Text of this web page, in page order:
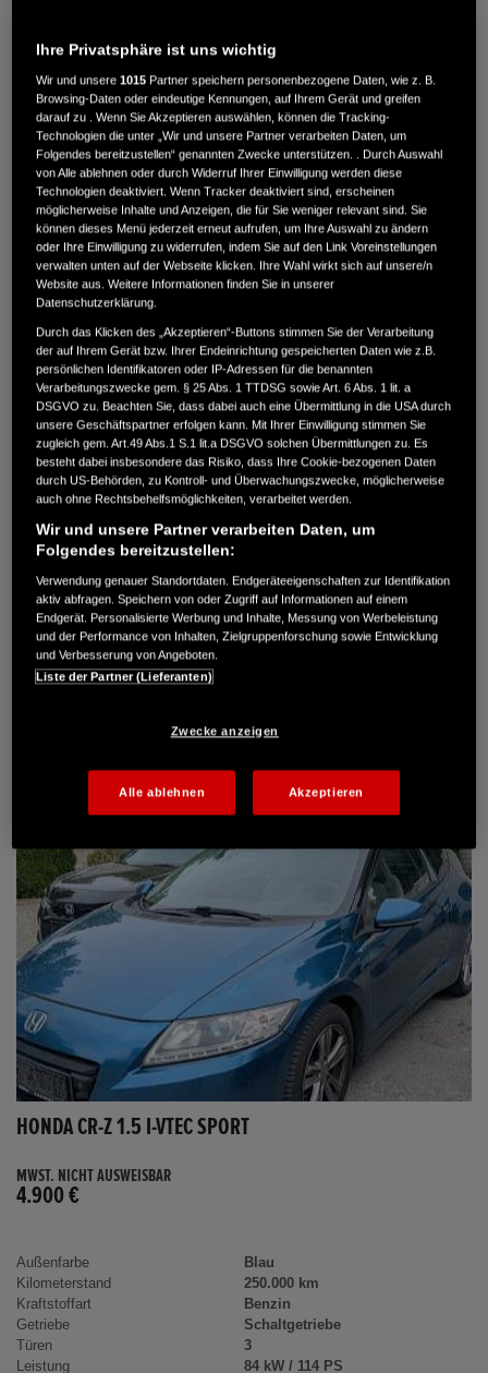
MWST. NICHT AUSWEISBAR
3.900 €
Außenfarbe
crystal black pearl
Kilometerstand
166.000 km
Kraftstoffart
Super
Getriebe
Automatik
Türen
5
Leistung
61 kW / 83 PS
Hubraum
1.339 cm³
Erstzulassung
10.2007
Bauart
Limousine
AUTO HARKE GMBH
Randersweide 59-63
21035 Hamburg
+49 40 735 935 0
DETAILS
HONDA CR-Z 1.5 I-VTEC SPORT
MWST. NICHT AUSWEISBAR
4.900 €
Außenfarbe
Blau
Kilometerstand
250.000 km
Kraftstoffart
Benzin
Getriebe
Schaltgetriebe
Türen
3
Leistung
84 kW / 114 PS
Ihre Privatsphäre ist uns wichtig
Wir und unsere1015 Partner speichern personenbezogene Daten, wie z. B.
Browsing-Daten oder eindeutige Kennungen, auf Ihrem Gerät und greifen
darauf zu . Wenn Sie Akzeptieren auswählen, können die Tracking-
Technologien die unter „Wir und unsere Partner verarbeiten Daten, um
Folgendes bereitzustellen“ genannten Zwecke unterstützen. . Durch Auswahl
von Alle ablehnen oder durch Widerruf Ihrer Einwilligung werden diese
Technologien deaktiviert. Wenn Tracker deaktiviert sind, erscheinen
möglicherweise Inhalte und Anzeigen, die für Sie weniger relevant sind. Sie
können dieses Menü jederzeit erneut aufrufen, um Ihre Auswahl zu ändern
oder Ihre Einwilligung zu widerrufen, indem Sie auf den Link Voreinstellungen
verwalten unten auf der Webseite klicken. Ihre Wahl wirkt sich auf unsere/n
Website aus. Weitere Informationen finden Sie in unserer
Datenschutzerklärung.
Durch das Klicken des „Akzeptieren“-Buttons stimmen Sie der Verarbeitung
der auf Ihrem Gerät bzw. Ihrer Endeinrichtung gespeicherten Daten wie z.B.
persönlichen Identifikatoren oder IP-Adressen für die benannten
Verarbeitungszwecke gem. § 25 Abs. 1 TTDSG sowie Art. 6 Abs. 1 lit. a
DSGVO zu. Beachten Sie, dass dabei auch eine Übermittlung in die USA durch
unsere Geschäftspartner erfolgen kann. Mit Ihrer Einwilligung stimmen Sie
zugleich gem. Art.49 Abs.1 S.1 lit.a DSGVO solchen Übermittlungen zu. Es
besteht dabei insbesondere das Risiko, dass Ihre Cookie-bezogenen Daten
durch US-Behörden, zu Kontroll- und Überwachungszwecke, möglicherweise
auch ohne Rechtsbehelfsmöglichkeiten, verarbeitet werden.
Wir und unsere Partner verarbeiten Daten, um
Folgendes bereitzustellen:
Verwendung genauer Standortdaten. Endgeräteeigenschaften zur Identifikation
aktiv abfragen. Speichern von oder Zugriff auf Informationen auf einem
Endgerät. Personalisierte Werbung und Inhalte, Messung von Werbeleistung
und der Performance von Inhalten, Zielgruppenforschung sowie Entwicklung
und Verbesserung von Angeboten.
Liste der Partner (Lieferanten)
Zwecke anzeigen
Alle ablehnen Akzeptieren